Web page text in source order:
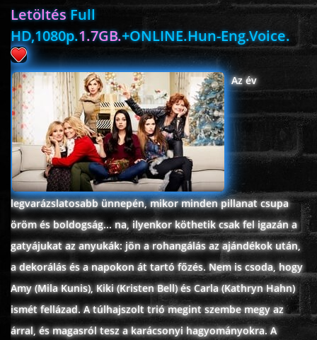
HÁBORÚS
KATASZTRÓFA
CSALÁDI
WESTERN
TÖRTÉNELMI
DOKUMENTUMFILMEK
ÉLŐ ADÁSOK (LIVE)
SOROZAT
LetöltésFull
HD,1080p.1.7GB.+ONLINE.Hun-Eng.Voice.
Az év
legvarázslatosabb ünnepén, mikor minden pillanat csupa
öröm és boldogság... na, ilyenkor köthetik csak fel igazán a
gatyájukat az anyukák: jön a rohangálás az ajándékok után,
a dekorálás és a napokon át tartó főzés. Nem is csoda, hogy
Amy (Mila Kunis), Kiki (Kristen Bell) és Carla (Kathryn Hahn)
ismét fellázad. A túlhajszolt trió megint szembe megy az
árral, és magasról tesz a karácsonyi hagyományokra. A